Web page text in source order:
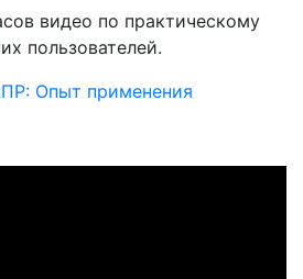
видео по практическому
пользователей.
Опыт применения